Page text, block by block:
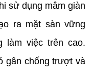
sử dụng mâm giàn
ra mặt sàn vững
làm việc trên cao.
gân chống trượt và